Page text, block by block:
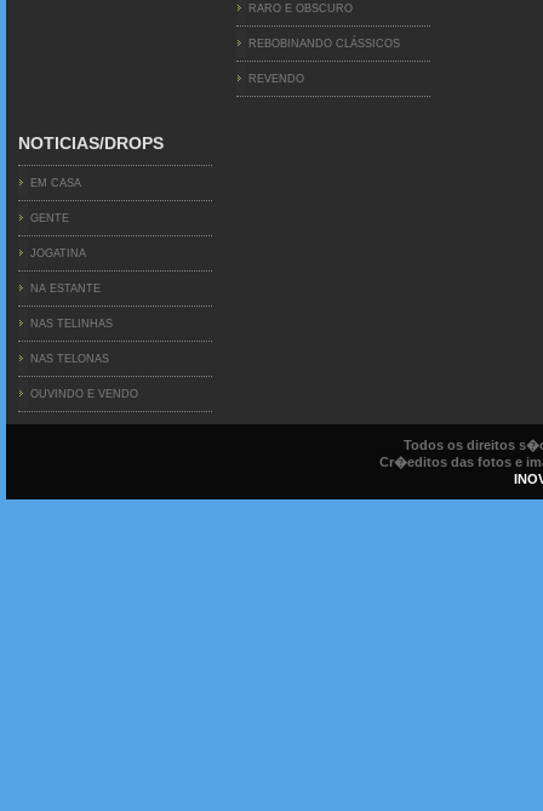
RARO E OBSCURO
REBOBINANDO CLÁSSICOS
REVENDO
NOTICIAS/DROPS
EM CASA
GENTE
JOGATINA
NA ESTANTE
NAS TELINHAS
NAS TELONAS
OUVINDO E VENDO
Todos os direitos
Cr�editos das fotos e